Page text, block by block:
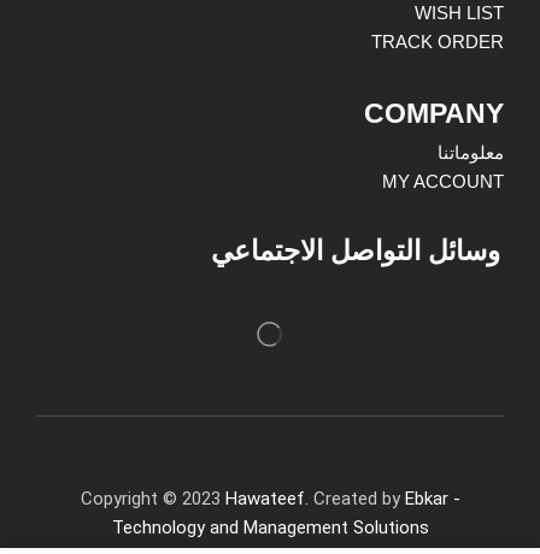
WISH LIST
TRACK ORDER
COMPANY
معلوماتنا
MY ACCOUNT
وسائل التواصل الاجتماعي
Copyright © 2023 Hawateef. Created by Ebkar -
Technology and Management Solutions